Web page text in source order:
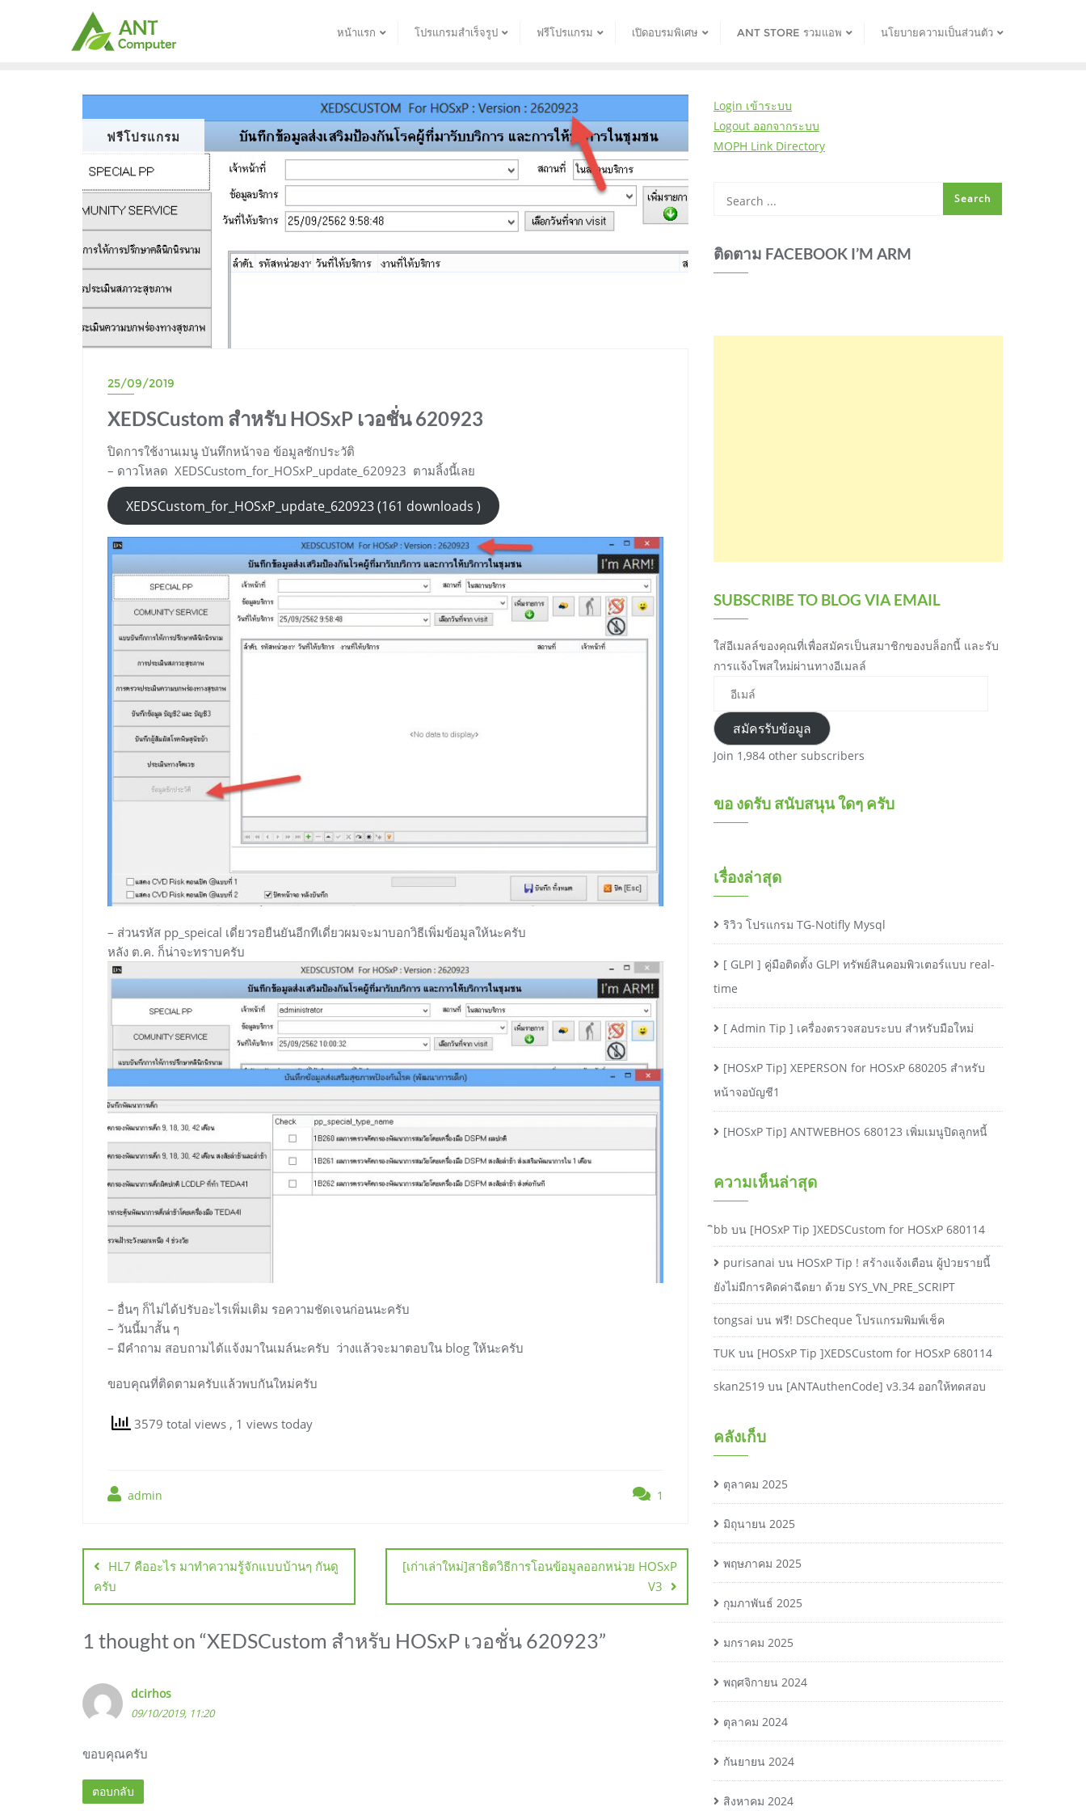
หน้าแรก โปรแกรมสำเร็จรูป ฟรีโปรแกรม เปิดอบรมพิเศษ ANT STORE รวมแอพ นโยบายความเป็นส่วนตัว
ฟรีโปรแกรม
25/09/2019
XEDSCustom สำหรับ HOSxP เวอชั่น 620923
ปิดการใช้งานเมนู บันทึกหน้าจอ ข้อมูลซักประวัติ
– ดาวโหลด XEDSCustom_for_HOSxP_update_620923 ตามลิ้งนี้เลย
XEDSCustom_for_HOSxP_update_620923 (161 downloads )
– ส่วนรหัส pp_speical เดี่ยวรอยืนยันอีกทีเดี่ยวผมจะมาบอกวิธีเพิ่มข้อมูลให้นะครับ
หลัง ต.ค. ก็น่าจะทราบครับ
– อื่นๆ ก็ไม่ได้ปรับอะไรเพิ่มเติม รอความชัดเจนก่อนนะครับ
– วันนี้มาสั้น ๆ
– มีคำถาม สอบถามได้แจ้งมาในเมล์นะครับ ว่างแล้วจะมาตอบใน blog ให้นะครับ
ขอบคุณที่ติดตามครับแล้วพบกันใหม่ครับ
3579 total views , 1 views today
admin 1
แนะแนว
เรื่อง
HL7 คืออะไร มาทำความรู้จักแบบบ้านๆ กันดู
ครับ
[เก่าเล่าใหม่]สาธิตวิธีการโอนข้อมูลออกหน่วย HOSxP
V3
1 thought on “XEDSCustom สำหรับ HOSxP เวอชั่น 620923”
dcirhos
09/10/2019, 11:20
ขอบคุณครับ
ตอบกลับ
Login เข้าระบบ
Logout ออกจากระบบ
MOPH Link Directory
ติดตาม FACEBOOK I’M ARM
SUBSCRIBE TO BLOG VIA EMAIL
ใส่อีเมลล์ของคุณที่เพื่อสมัครเป็นสมาชิกของบล็อกนี้ และรับ
การแจ้งโพสใหม่ผ่านทางอีเมลล์
อีเมล์
สมัครรับข้อมูล
Join 1,984 other subscribers
ขอ งดรับ สนับสนุน ใดๆ ครับ
เรื่องล่าสุด
ริวิว โปรแกรม TG-Notifly Mysql
[ GLPI ] คู่มือติดตั้ง GLPI ทรัพย์สินคอมพิวเตอร์แบบ real-
time
[ Admin Tip ] เครื่องตรวจสอบระบบ สำหรับมือใหม่
[HOSxP Tip] XEPERSON for HOSxP 680205 สำหรับ
หน้าจอบัญชี1
[HOSxP Tip] ANTWEBHOS 680123 เพิ่มเมนูปิดลูกหนี้
ความเห็นล่าสุด
ิbb บน [HOSxP Tip ]XEDSCustom for HOSxP 680114
purisanai บน HOSxP Tip ! สร้างแจ้งเตือน ผู้ป่วยรายนี้
ยังไม่มีการคิดค่าฉีดยา ด้วย SYS_VN_PRE_SCRIPT
tongsai บน ฟรี! DSCheque โปรแกรมพิมพ์เช็ค
TUK บน [HOSxP Tip ]XEDSCustom for HOSxP 680114
skan2519 บน [ANTAuthenCode] v3.34 ออกให้ทดสอบ
คลังเก็บ
ตุลาคม 2025
มิถุนายน 2025
พฤษภาคม 2025
กุมภาพันธ์ 2025
มกราคม 2025
พฤศจิกายน 2024
ตุลาคม 2024
กันยายน 2024
สิงหาคม 2024